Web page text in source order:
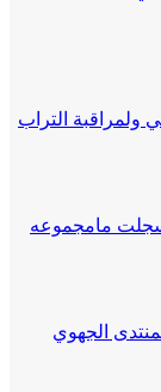
ولمراقبة التراب
سجلت مامجموعه
الجهوي